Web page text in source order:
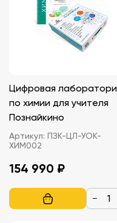
Цифровая
по химии для учителя
Познайкино
Артикул: ПЗК-ЦЛ-УОК-
ХИМ002
154 990 ₽
−